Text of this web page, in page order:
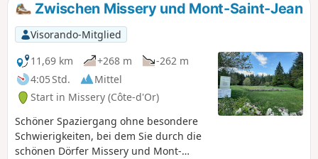
Zwischen Missery und Mont-Saint-Jean
Visorando-Mitglied
11,69 km
+268 m
-262 m
4:05 Std.
Mittel
Start in Missery (Côte-d'Or)
Schöner Spaziergang ohne besondere
Schwierigkeiten, bei dem Sie durch die
schönen Dörfer Missery und Mont-